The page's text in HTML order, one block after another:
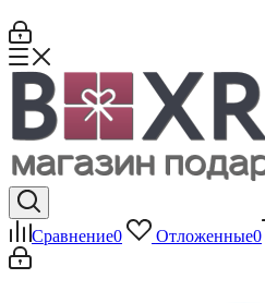
Сравнение0 Отложенные0